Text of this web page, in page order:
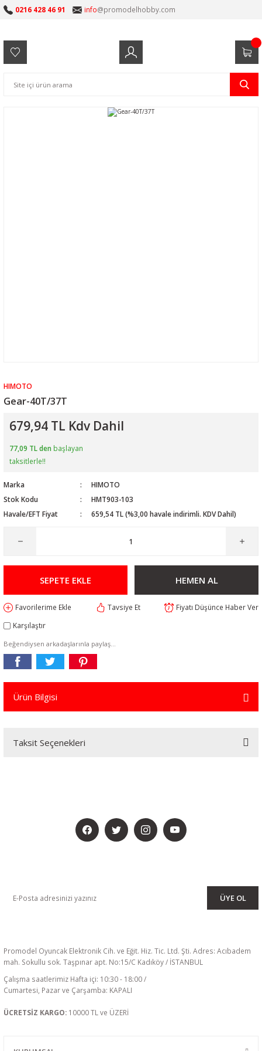
0216 428 46 91 info@promodelhobby.com
HIMOTO
Gear-40T/37T
679,94 TL Kdv Dahil
77,09 TL den başlayan
taksitlerle!!
Marka
HIMOTO
Stok Kodu
HMT903-103
Havale/EFT Fiyat
659,54 TL (%3,00 havale indirimli. KDV Dahil)
SEPETE EKLE HEMEN AL
Tavsiye Et
Fiyatı Düşünce Haber Ver
Karşılaştır
Beğendiysen arkadaşlarınla paylaş...
Ürün Bilgisi
Taksit Seçenekleri
ÜYE OL
Promodel Oyuncak Elektronik Cih. ve Eğit. Hiz. Tic. Ltd. Şti. Adres: Acıbadem
mah. Sokullu sok. Taşpınar apt. No:15/C Kadıköy / İSTANBUL
Çalışma saatlerimiz Hafta içi: 10:30 - 18:00 /
Cumartesi, Pazar ve Çarşamba: KAPALI
ÜCRETSİZ KARGO: 10000 TL ve ÜZERİ